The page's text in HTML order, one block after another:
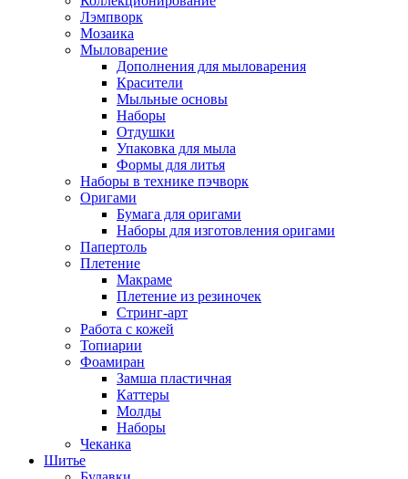
Лэмпворк
Мозаика
Мыловарение
Дополнения для мыловарения
Красители
Мыльные основы
Наборы
Отдушки
Упаковка для мыла
Формы для литья
Наборы в технике пэчворк
Оригами
Бумага для оригами
Наборы для изготовления оригами
Папертоль
Плетение
Макраме
Плетение из резиночек
Стринг-арт
Работа с кожей
Топиарии
Фоамиран
Замша пластичная
Каттеры
Молды
Наборы
Чеканка
Шитье